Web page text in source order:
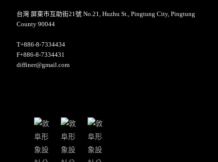
台灣 屏東市互助街21號 No.21, Huzhu St., Pingtung City, Pingtung
County 90044
T+886-8-7334434
F+886-8-7334431
diffiner@gmail.com